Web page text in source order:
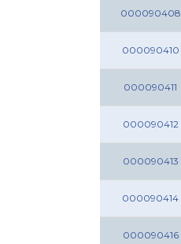
000090408
000090410
000090411
000090412
000090413
000090414
000090416